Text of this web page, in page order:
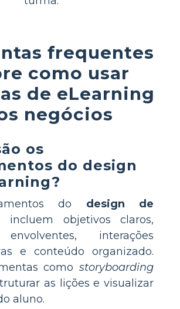
frequentes
como usar
de eLearning
negócios
os
do design
do design de
incluem objetivos claros,
interações
e conteúdo organizado.
como storyboarding
as lições e visualizar
aluno.